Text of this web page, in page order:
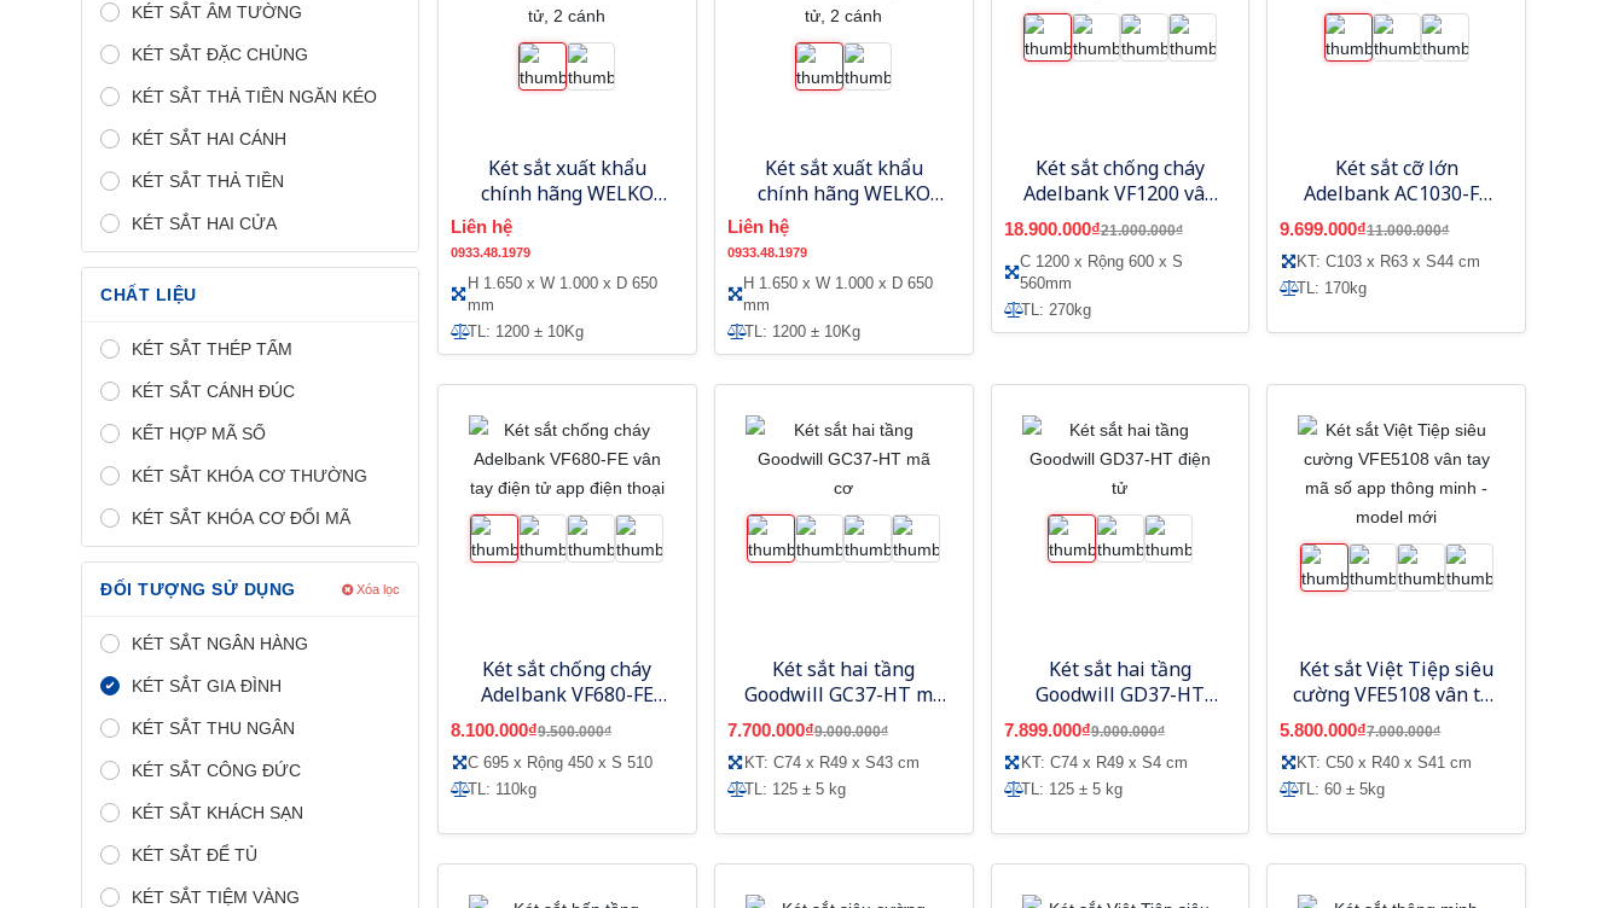
KÉT SẮT ÂM TƯỜNG
KÉT SẮT ĐẶC CHỦNG
KÉT SẮT THẢ TIỀN NGĂN KÉO
KÉT SẮT HAI CÁNH
KÉT SẮT THẢ TIỀN
KÉT SẮT HAI CỬA
CHẤT LIỆU
KÉT SẮT THÉP TẤM
KÉT SẮT CÁNH ĐÚC
KẾT HỢP MÃ SỐ
KÉT SẮT KHÓA CƠ THƯỜNG
KÉT SẮT KHÓA CƠ ĐỔI MÃ
ĐỐI TƯỢNG SỬ DỤNG Xóa lọc
KÉT SẮT NGÂN HÀNG
KÉT SẮT GIA ĐÌNH
KÉT SẮT THU NGÂN
KÉT SẮT CÔNG ĐỨC
KÉT SẮT KHÁCH SẠN
KÉT SẮT ĐỂ TỦ
KÉT SẮT TIỆM VÀNG
Két sắt xuất khẩu
chính hãng WELKO
US1650-E mật mã điện
tử, 2 cánh
Liên hệ
0933.48.1979
H 1.650 x W 1.000 x D 650
mm
TL: 1200 ± 10Kg
Két sắt xuất khẩu
chính hãng WELKO
US1650-FE vân tay
điện tử, 2 cánh
Liên hệ
0933.48.1979
H 1.650 x W 1.000 x D 650
mm
TL: 1200 ± 10Kg
Két sắt chống cháy
Adelbank VF1200 vân
tay điện tử
18.900.000₫21.000.000₫
C 1200 x Rộng 600 x S
560mm
TL: 270kg
Két sắt cỡ lớn
Adelbank AC1030-FE
vân tay điện tử
9.699.000₫11.000.000₫
KT: C103 x R63 x S44 cm
TL: 170kg
Két sắt chống cháy
Adelbank VF680-FE
vân tay điện tử app
điện thoại
8.100.000₫9.500.000₫
C 695 x Rộng 450 x S 510
TL: 110kg
Két sắt hai tầng
Goodwill GC37-HT mã
cơ
7.700.000₫9.000.000₫
KT: C74 x R49 x S43 cm
TL: 125 ± 5 kg
Két sắt hai tầng
Goodwill GD37-HT
điện tử
7.899.000₫9.000.000₫
KT: C74 x R49 x S4 cm
TL: 125 ± 5 kg
Két sắt Việt Tiệp siêu
cường VFE5108 vân tay
mã số app thông minh
- model mới
5.800.000₫7.000.000₫
KT: C50 x R40 x S41 cm
TL: 60 ± 5kg